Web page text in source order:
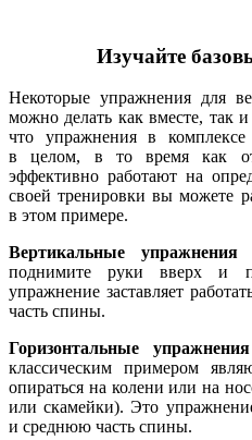
Изучайте
Некоторые упражнения для
можно делать как вместе, так
что упражнения в
в целом, в то время как
эффективно работают на
своей тренировки вы можете
в этом примере.
Вертикальные
поднимите руки вверх и
упражнение заставляет
часть спины.
Горизонтальные
классическим примером
опираться на колени или на
или скамейки). Это
и среднюю часть спины.